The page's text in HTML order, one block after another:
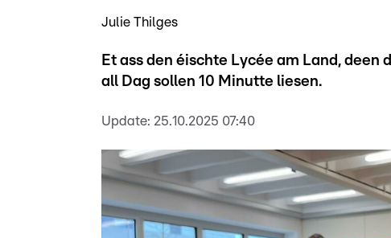
Julie Thilges
Et ass den éischte Lycée am Land, deen
all Dag sollen 10 Minutte liesen.
Update: 25.10.2025 07:40